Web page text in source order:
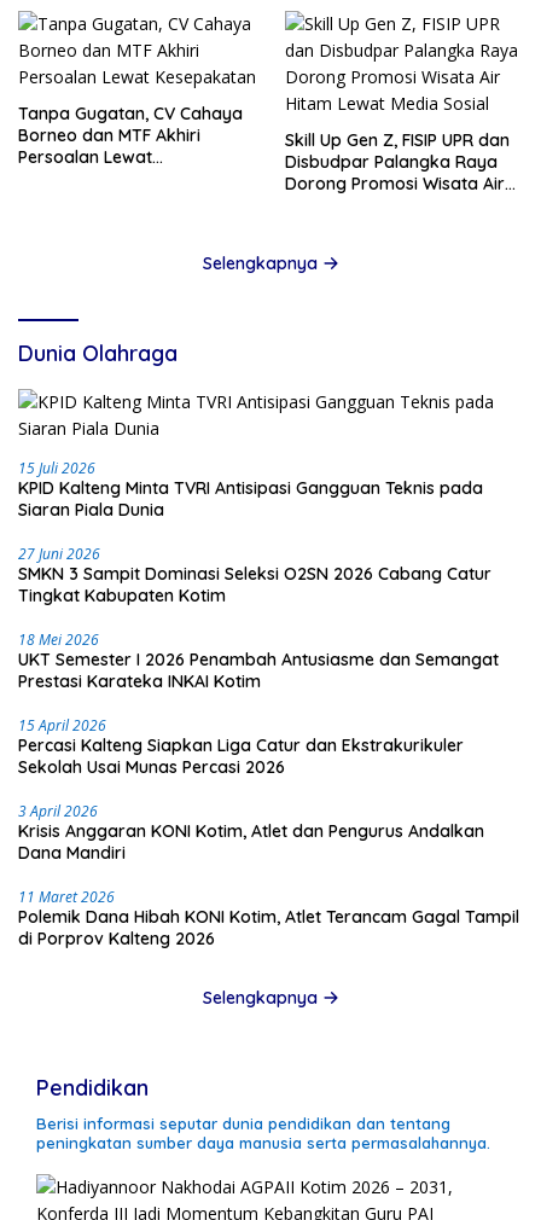
Tanpa Gugatan, CV Cahaya
Borneo dan MTF Akhiri
Persoalan Lewat
Skill Up Gen Z, FISIP UPR dan
Disbudpar Palangka Raya
Dorong Promosi Wisata Air
Selengkapnya
Dunia Olahraga
15 Juli 2026
KPID Kalteng Minta TVRI Antisipasi Gangguan Teknis pada
Siaran Piala Dunia
27 Juni 2026
SMKN 3 Sampit Dominasi Seleksi O2SN 2026 Cabang Catur
Tingkat Kabupaten Kotim
18 Mei 2026
UKT Semester I 2026 Penambah Antusiasme dan Semangat
Prestasi Karateka INKAI Kotim
15 April 2026
Percasi Kalteng Siapkan Liga Catur dan Ekstrakurikuler
Sekolah Usai Munas Percasi 2026
3 April 2026
Krisis Anggaran KONI Kotim, Atlet dan Pengurus Andalkan
Dana Mandiri
11 Maret 2026
Polemik Dana Hibah KONI Kotim, Atlet Terancam Gagal Tampil
di Porprov Kalteng 2026
Selengkapnya
Pendidikan
Berisi informasi seputar dunia pendidikan dan tentang
peningkatan sumber daya manusia serta permasalahannya.